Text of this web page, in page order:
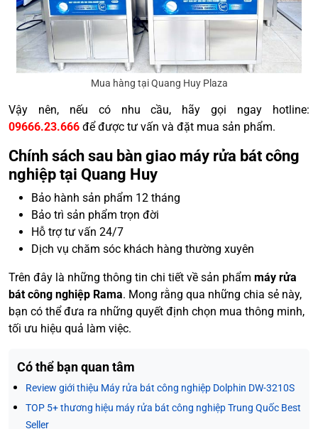
Mua hàng tại Quang Huy Plaza
Vậy nên, nếu có nhu cầu, hãy gọi ngay hotline:
09666.23.666 để được tư vấn và đặt mua sản phẩm.
Chính sách sau bàn giao máy rửa bát công
nghiệp tại Quang Huy
Bảo hành sản phẩm 12 tháng
Bảo trì sản phẩm trọn đời
Hỗ trợ tư vấn 24/7
Dịch vụ chăm sóc khách hàng thường xuyên
Trên đây là những thông tin chi tiết về sản phẩm máy rửa
bát công nghiệp Rama. Mong rằng qua những chia sẻ này,
bạn có thể đưa ra những quyết định chọn mua thông minh,
tối ưu hiệu quả làm việc.
Có thể bạn quan tâm
Review giới thiệu Máy rửa bát công nghiệp Dolphin DW-3210S
TOP 5+ thương hiệu máy rửa bát công nghiệp Trung Quốc Best
Seller